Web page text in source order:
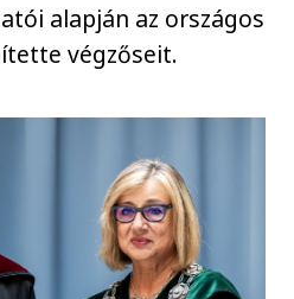
alapján az országos
végzőseit.